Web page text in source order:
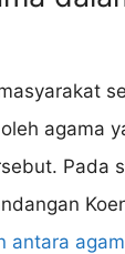
agama
Pada
antara